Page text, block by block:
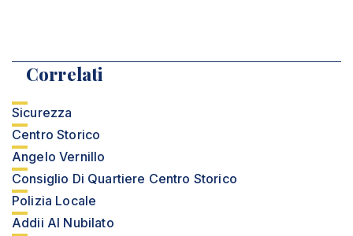
Correlati
Sicurezza
Centro Storico
Angelo Vernillo
Consiglio Di Quartiere Centro Storico
Polizia Locale
Addii Al Nubilato